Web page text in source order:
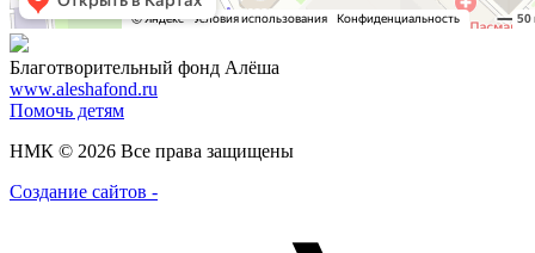
Благотворительный фонд Алёша
www.aleshafond.ru
Помочь детям
НМК © 2026 Все права защищены
Создание сайтов -